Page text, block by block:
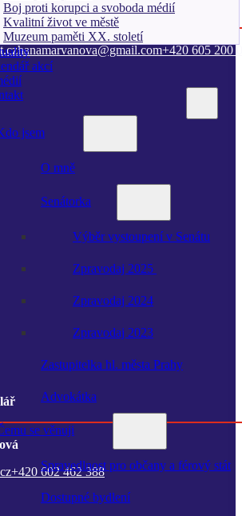
Boj proti korupci a svoboda médií
Kvalitní život ve městě
Muzeum paměti XX. století
akcí
jsem
O mně
Senátorka
Výběr vystoupení v Senátu
Zpravodaj 2025
Zpravodaj 2024
Zpravodaj 2023
Zastupitelka hl. města Prahy
Advokátka
se věnuji
Spravedlnost pro občany a férový stát
Dostupné bydlení
Marvanová
hanamarvanova@gmail.com+420 605 200
+420 602 462 388